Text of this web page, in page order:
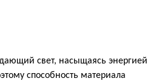
свет, насыщаясь энергией
способность материала